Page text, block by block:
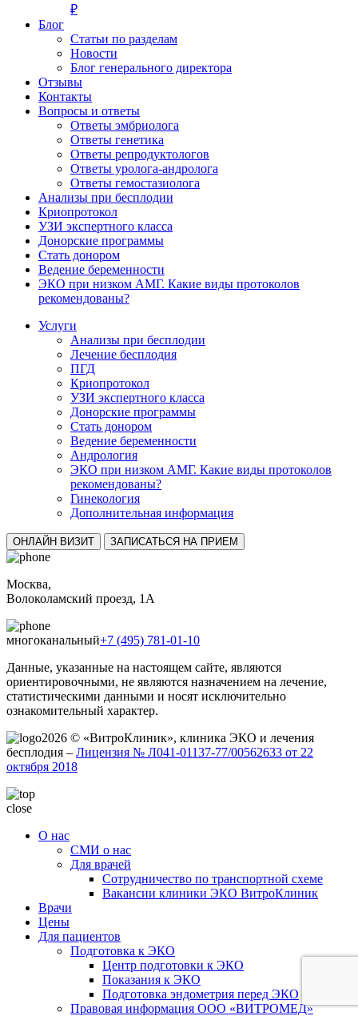
₽
Блог
Статьи по разделам
Новости
Блог генерального директора
Отзывы
Контакты
Вопросы и ответы
Ответы эмбриолога
Ответы генетика
Ответы репродуктологов
Ответы уролога-андролога
Ответы гемостазиолога
Анализы при бесплодии
Криопротокол
УЗИ экспертного класса
Донорские программы
Стать донором
Ведение беременности
ЭКО при низком АМГ. Какие виды протоколов
рекомендованы?
Услуги
Анализы при бесплодии
Лечение бесплодия
ПГД
Криопротокол
УЗИ экспертного класса
Донорские программы
Стать донором
Ведение беременности
Андрология
ЭКО при низком АМГ. Какие виды протоколов
рекомендованы?
Гинекология
Дополнительная информация
ОНЛАЙН ВИЗИТ ЗАПИСАТЬСЯ НА ПРИЕМ
Москва,
Волоколамский проезд, 1А
многоканальный+7 (495) 781-01-10
Данные, указанные на настоящем сайте, являются
ориентировочными, не являются назначением на лечение,
статистическими данными и носят исключительно
ознакомительный характер.
2026 © «ВитроКлиник», клиника ЭКО и лечения
бесплодия – Лицензия № Л041-01137-77/00562633 от 22
октября 2018
close
О нас
СМИ о нас
Для врачей
Сотрудничество по транспортной схеме
Вакансии клиники ЭКО ВитроКлиник
Врачи
Цены
Для пациентов
Подготовка к ЭКО
Центр подготовки к ЭКО
Показания к ЭКО
Подготовка эндометрия перед ЭКО
Правовая информация ООО «ВИТРОМЕД»